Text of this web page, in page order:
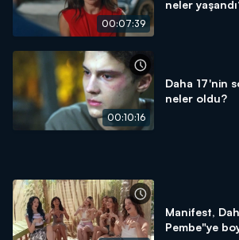
00:07:39
neler
00:10:16
Daha 17'nin
neler oldu?
Manifest,
Pembe"ye